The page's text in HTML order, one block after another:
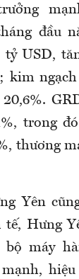
đầu
USD,
kim
trong
thương
Yên
Hưng
bộ máy
hiệu